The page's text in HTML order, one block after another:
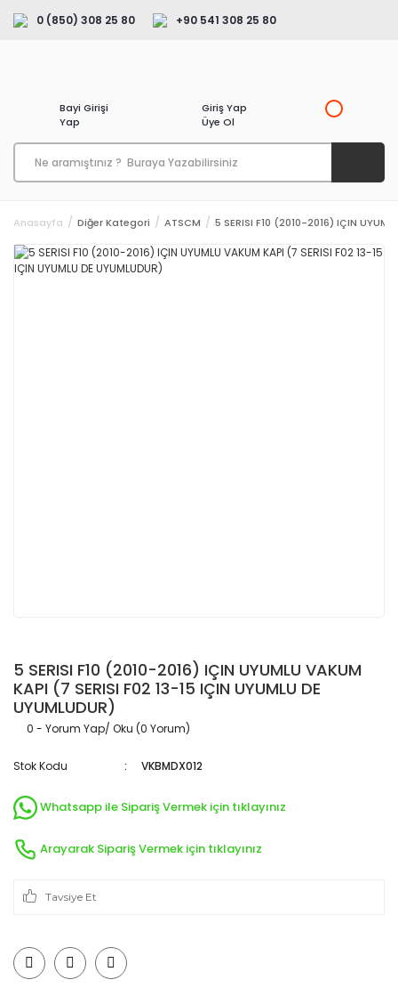
0 (850) 308 25 80 +90 541 308 25 80
Bayi Girişi
Yap
Giriş Yap
Üye Ol
Anasayfa Diğer Kategori ATSCM 5 SERISI F10 (2010-2016) IÇIN
5 SERISI F10 (2010-2016) IÇIN UYUMLU VAKUM
KAPI (7 SERISI F02 13-15 IÇIN UYUMLU DE
UYUMLUDUR)
0 - Yorum Yap/ Oku (0 Yorum)
Stok Kodu VKBMDX012
Whatsapp ile Sipariş Vermek için tıklayınız
Arayarak Sipariş Vermek için tıklayınız
Tavsiye Et